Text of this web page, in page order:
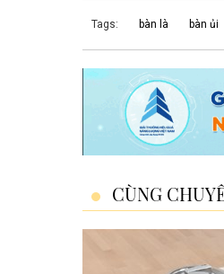
Tags: bàn là bàn ủi
CÙNG